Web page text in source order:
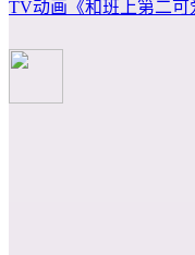
TV动画《和班上第二